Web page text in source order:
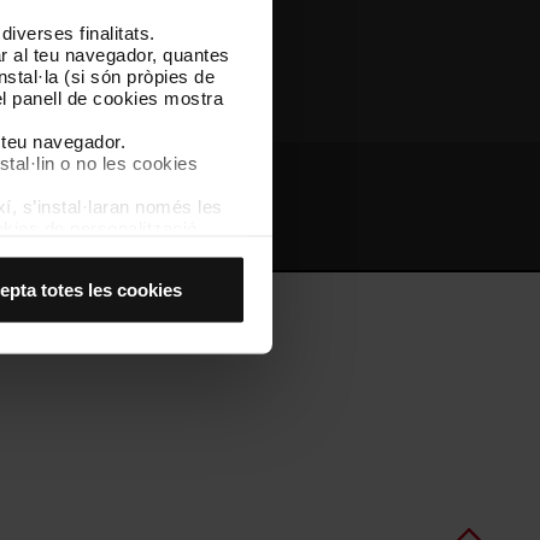
finalitats.
al teu navegador, quantes
(si són pròpies de
panell de cookies mostra
navegador.
o no les cookies
s’instal·laran només les
d’usuari.
totes les cookies
Altres webs de TMB
d'interès Intranet